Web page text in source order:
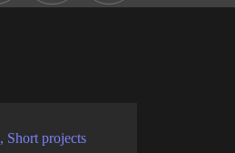
, Short projects